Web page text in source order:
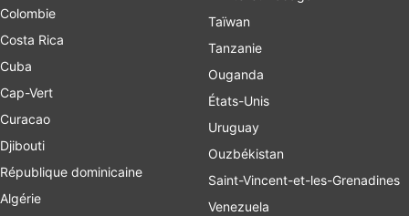
Colombie
Costa Rica
Cuba
Cap-Vert
Curacao
Djibouti
République dominicaine
Algérie
Taïwan
Tanzanie
Ouganda
États-Unis
Uruguay
Ouzbékistan
Saint-Vincent-et-les-Grenadines
Venezuela